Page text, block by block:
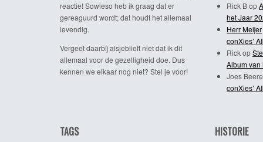
reactie! Sowieso heb ik graag dat er
gereaguurd wordt; dat houdt het allemaal
levendig.
Vergeet daarbij alsjeblieft niet dat ik dit
allemaal voor de gezelligheid doe. Dus
kennen we elkaar nog niet? Stel je voor!
Rick Bop
het Jaar
Herr Meijer
conXies’
Rickop
Album van
Joes
conXies’
TAGS HISTORIE